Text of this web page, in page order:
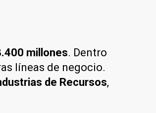
millones. Dentro
líneas de negocio.
de Recursos,